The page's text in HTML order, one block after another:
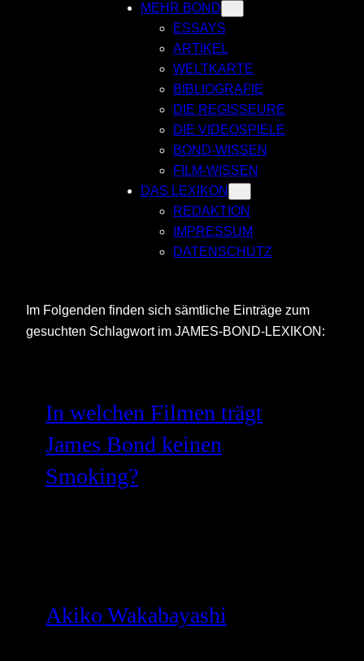
MEHR BOND
ESSAYS
ARTIKEL
WELTKARTE
BIBLIOGRAFIE
DIE REGISSEURE
DIE VIDEOSPIELE
BOND-WISSEN
FILM-WISSEN
DAS LEXIKON
REDAKTION
IMPRESSUM
DATENSCHUTZ
Im Folgenden finden sich sämtliche Einträge zum
gesuchten Schlagwort im JAMES-BOND-LEXIKON:
In welchen Filmen trägt
James Bond keinen
Smoking?
Akiko Wakabayashi